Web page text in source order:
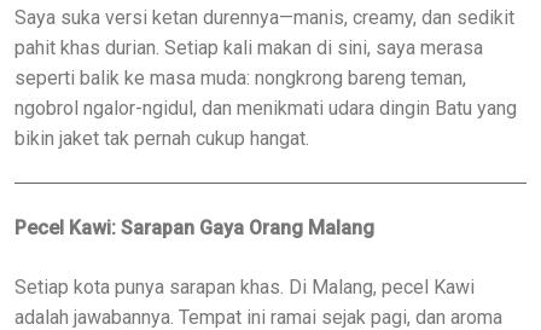
Saya suka versi ketan durennya—manis, creamy, dan sedikit
pahit khas durian. Setiap kali makan di sini, saya merasa
seperti balik ke masa muda: nongkrong bareng teman,
ngobrol ngalor-ngidul, dan menikmati udara dingin Batu yang
bikin jaket tak pernah cukup hangat.
Pecel Kawi: Sarapan Gaya Orang Malang
Setiap kota punya sarapan khas. Di Malang, pecel Kawi
adalah jawabannya. Tempat ini ramai sejak pagi, dan aroma